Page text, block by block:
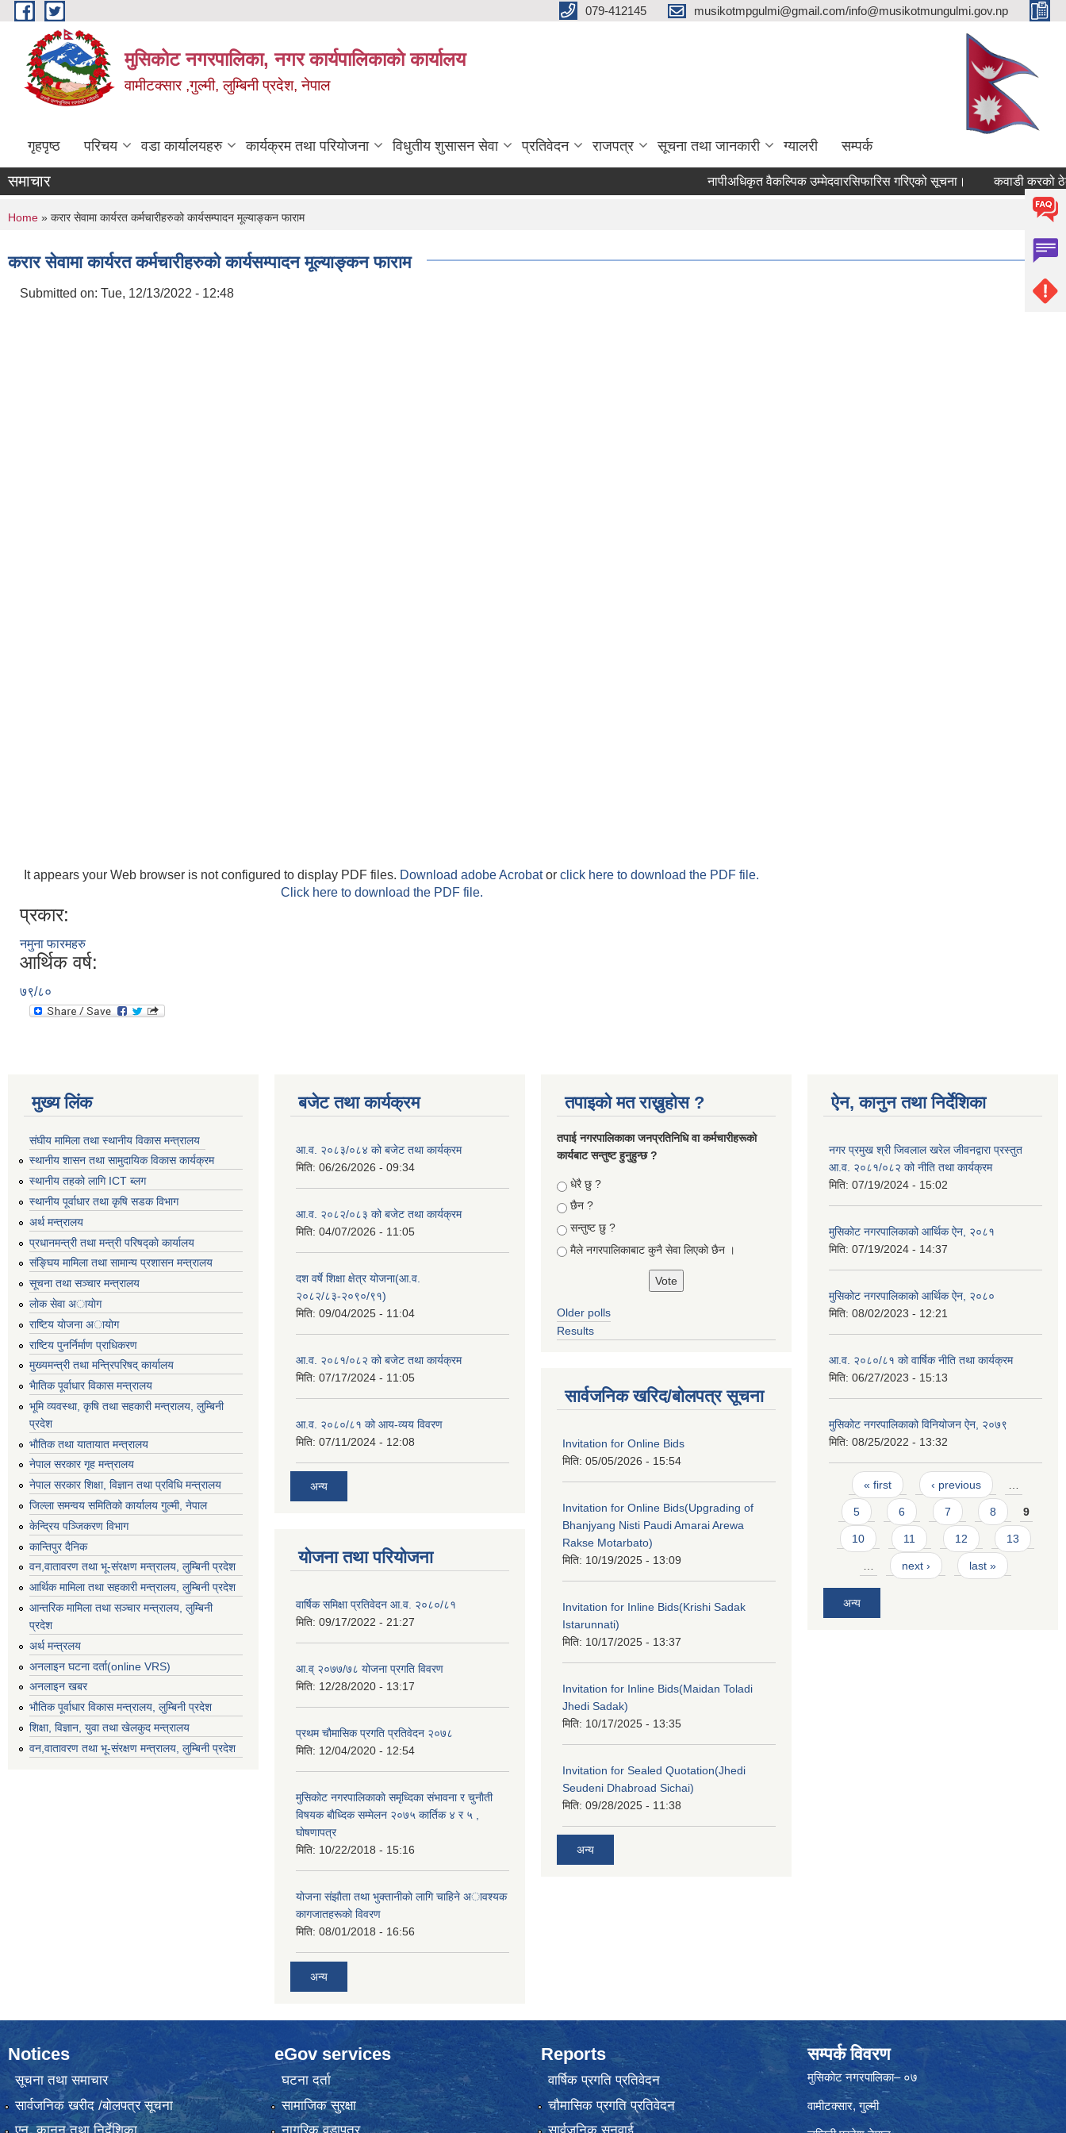
Skip to main content 079-412145 musikotmpgulmi@gmail.com/info@musikotmungulmi.gov.np
मुसिकोट नगरपालिका, नगर कार्यपालिकाकाे कार्यालय
वामीटक्सार ,गुल्मी, लुम्बिनी प्रदेश, नेपाल
गृहपृष्ठ परिचय वडा कार्यालयहरु कार्यक्रम तथा परियोजना विधुतीय शुसासन सेवा प्रतिवेदन राजपत्र सूचना तथा जानकारी ग्यालरी सम्पर्क
समाचार नापीअधिकृत वैकल्पिक उम्मेदवारसिफारिस गरिएको सूचना। कवाडी करको ठेक्का
You are here
Home » करार सेवामा कार्यरत कर्मचारीहरुको कार्यसम्पादन मूल्याङ्कन फाराम
करार सेवामा कार्यरत कर्मचारीहरुको कार्यसम्पादन मूल्याङ्कन फाराम
Submitted on: Tue, 12/13/2022 - 12:48
It appears your Web browser is not configured to display PDF files. Download adobe Acrobator click here to download the PDF file.
Click here to download the PDF file.
प्रकार:
नमुना फारमहरु
आर्थिक वर्ष:
७९/८०
मुख्य लिंक
संघीय मामिला तथा स्थानीय विकास मन्त्रालय
स्थानीय शासन तथा सामुदायिक विकास कार्यक्रम
स्थानीय तहको लागि ICT ब्लग
स्थानीय पूर्वाधार तथा कृषि सडक विभाग
अर्थ मन्त्रालय
प्रधानमन्त्री तथा मन्त्री परिषद्काे कार्यालय
संङ्घिय मामिला तथा सामान्य प्रशासन मन्त्रालय
सूचना तथा सञ्चार मन्त्रालय
लाेक सेवा अायाेग
राष्टिय याेजना अायाेग
राष्टिय पुनर्निर्माण प्राधिकरण
मुख्यमन्त्री तथा मन्त्रिपरिषद् कार्यालय
भैातिक पूर्वाधार विकास मन्त्रालय
भूमि व्यवस्था, कृषि तथा सहकारी मन्त्रालय, लु्म्बिनी
प्रदेश
भाैतिक तथा यातायात मन्त्रालय
नेपाल सरकार गृह मन्त्रालय
नेपाल सरकार शिक्षा, विज्ञान तथा प्रविधि मन्त्रालय
जिल्ला समन्वय समितिको कार्यालय गुल्मी, नेपाल
केन्द्रिय पञ्जिकरण विभाग
कान्तिपुर दैनिक
वन,वातावरण तथा भू-संरक्षण मन्त्रालय, लुम्बिनी प्रदेश
आर्थिक मामिला तथा सहकारी मन्त्रालय, लुम्बिनी प्रदेश
आन्तरिक मामिला तथा सञ्चार मन्त्रालय, लुम्बिनी
प्रदेश
अर्थ मन्त्रलय
अनलाइन घटना दर्ता(online VRS)
अनलाइन खबर
भौतिक पूर्वाधार विकास मन्त्रालय, लुम्बिनी प्रदेश
शिक्षा, विज्ञान, युवा तथा खेलकुद मन्‍‍त्रालय
वन,वातावरण तथा भू-संरक्षण मन्त्रालय, लुम्बिनी प्रदेश
बजेट तथा कार्यक्रम
आ.व. २०८३/०८४ को बजेट तथा कार्यक्रम
मिति: 06/26/2026 - 09:34
आ.व. २०८२/०८३ को बजेट तथा कार्यक्रम
मिति: 04/07/2026 - 11:05
दश वर्षे शिक्षा क्षेत्र योजना(आ.व.
२०८२/८३-२०९०/९१)
मिति: 09/04/2025 - 11:04
आ.व. २०८१/०८२ को बजेट तथा कार्यक्रम
मिति: 07/17/2024 - 11:05
आ.व. २०८०/८१ को आय-व्यय विवरण
मिति: 07/11/2024 - 12:08
अन्य
योजना तथा परियोजना
वार्षिक समिक्षा प्रतिवेदन आ.व. २०८०/८१
मिति: 09/17/2022 - 21:27
आ.व् २०७७/७८ योजना प्रगति विवरण
मिति: 12/28/2020 - 13:17
प्रथम चाैमासिक प्रगति प्रतिवेदन २०७८
मिति: 12/04/2020 - 12:54
मुसिकाेट नगरपालिकाकाे समृध्दिका संभावना र चुनाैती
विषयक बाैध्दिक सम्मेलन २०७५ कार्तिक ४ र ५ ,
घाेषणापत्र
मिति: 10/22/2018 - 15:16
याेजना संझाैता तथा भुक्तानीकाे लागि चाहिने अावश्यक
कागजातहरूकाे विवरण
मिति: 08/01/2018 - 16:56
अन्य
तपाइको मत राख्नुहोस ?
तपा‌ई नगरपालिकाका जनप्रतिनिधि वा कर्मचारीहरूकाे
कार्यबाट सन्तुष्ट हुनुहुन्छ ?
Choices
धेरै छु ?
छैन ?
सन्तुष्ट छु ?
मैले नगरपालिकाबाट कुनै सेवा लिएकाे छैन ।
Older polls
Results
सार्वजनिक खरिद/बोलपत्र सूचना
Invitation for Online Bids
मिति: 05/05/2026 - 15:54
Invitation for Online Bids(Upgrading of
Bhanjyang Nisti Paudi Amarai Arewa
Rakse Motarbato)
मिति: 10/19/2025 - 13:09
Invitation for Inline Bids(Krishi Sadak
Istarunnati)
मिति: 10/17/2025 - 13:37
Invitation for Inline Bids(Maidan Toladi
Jhedi Sadak)
मिति: 10/17/2025 - 13:35
Invitation for Sealed Quotation(Jhedi
Seudeni Dhabroad Sichai)
मिति: 09/28/2025 - 11:38
अन्य
ऐन, कानुन तथा निर्देशिका
नगर प्रमुख श्री जिवलाल खरेल जीवनद्वारा प्रस्तुत
आ.व. २०८१/०८२ को नीति तथा कार्यक्रम
मिति: 07/19/2024 - 15:02
मुसिकोट नगरपालिकाको आर्थिक ऐन, २०८१
मिति: 07/19/2024 - 14:37
मुसिकोट नगरपालिकाको आर्थिक ऐन, २०८०
मिति: 08/02/2023 - 12:21
आ.व. २०८०/८१ को वार्षिक नीति तथा कार्यक्रम
मिति: 06/27/2023 - 15:13
मुसिकोट नगरपालिकाको विनियोजन ऐन, २०७९
मिति: 08/25/2022 - 13:32
Pages
« first ‹ previous …
5 6 7 8 9
10 11 12 13
… next › last »
अन्य
Notices
सूचना तथा समाचार
सार्वजनिक खरीद /बोलपत्र सूचना
eGov services
घटना दर्ता
सामाजिक सुरक्षा
Reports
वार्षिक प्रगति प्रतिवेदन
चौमासिक प्रगति प्रतिवेदन
सम्पर्क विवरण
मुसिकोट नगरपालिका– ०७
वामीटक्सार, गुल्मी